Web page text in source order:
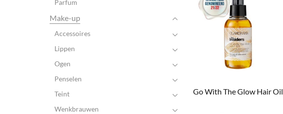
Oil
aantal
Go With The Glow Hair Oil
Parfum
Make-up
Accessoires
Lippen
Ogen
Penselen
Teint
Wenkbrauwen